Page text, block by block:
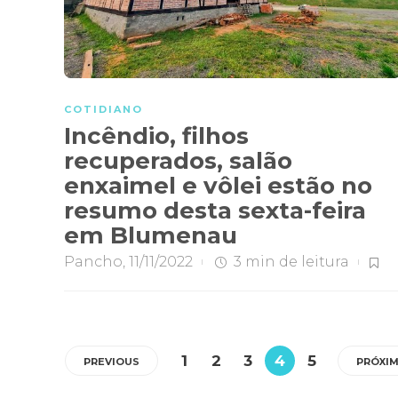
COTIDIANO
Incêndio, filhos
recuperados, salão
enxaimel e vôlei estão no
resumo desta sexta-feira
em Blumenau
Pancho, 11/11/2022 3 min de leitura
PREVIOUS 1 2 3 4 5